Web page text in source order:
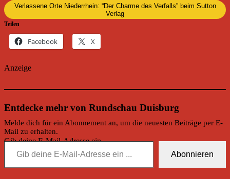
Verlassene Orte Niederrhein: “Der Charme des Verfalls” beim Sutton
Verlag
Teilen
Facebook X
Anzeige
Entdecke mehr von Rundschau Duisburg
Melde dich für ein Abonnement an, um die neuesten Beiträge per E-
Mail zu erhalten.
Gib deine E-Mail-Adresse ein ...
Abonnieren